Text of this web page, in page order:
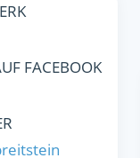
FACEBOOK